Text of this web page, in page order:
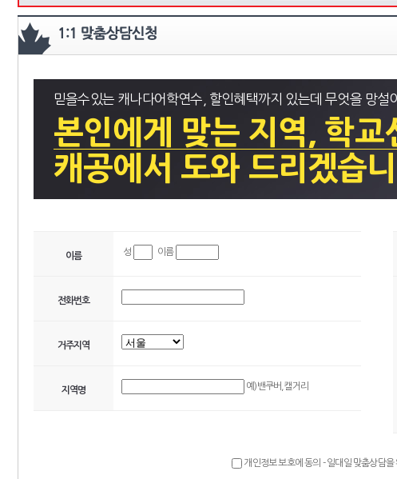
믿을수있는 캐나다어학연수, 할인혜택까지 있는데 무엇을 망설
본인에게 맞는 지역, 학교
캐공에서 도와 드리겠습
이름 성 이름
전화번호
거주지역
지역명 예)밴쿠버,캘거리
개인정보 보호에 동의 - 일대일 맞춤상담을